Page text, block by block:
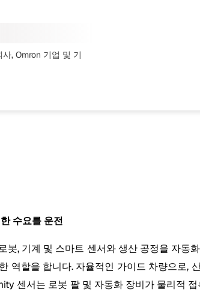
, Omron 기업 및 기
수요를 운전
, 기계 및 스마트 센서와 생산 공정을 자동
할을 합니다. 자율적인 가이드 차량으로,
센서는 로봇 팔 및 자동화 장비가 물리적